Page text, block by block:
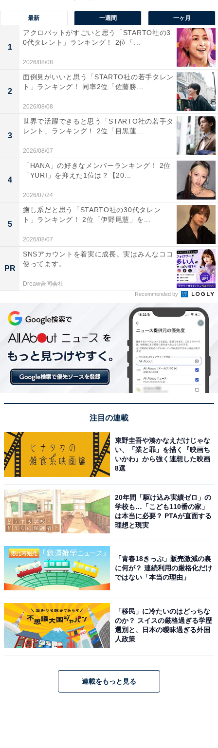
1位：妻夫木聡／76票
View this post on Instagram
1位に選ばれたのは、妻夫木聡さんでした。
1980年生まれの妻夫木さんは、映画『ジョゼと虎と魚た
などの名作に多数主演。2025年は映画『宝島』で主演の
グスク役を務めました。清潔感のある端正な顔立ちと、
親しみやすい笑顔でファンを魅了。爽やかな印象と安心
アンケート回答者からは、「断然この方です。ロイヤル
ファミリーの毎回の泣きの演技でこの年代でこんなに素
静岡県）、「初々しさがあり、青年みたいなくったくな
笑顔」（40代女性／長崎県）、「笑顔が明るく、安心感
を与える雰囲気があるからです」（20代男性／宮城
県）、「誠実そうでほがらかな感じがします」（50代女
最新 一週間 一ヶ月
1
アクロバットがすごいと思う「STARTO社の3
0代タレント」ランキング！ 2位「...
2026/08/08
2
面倒見がいいと思う「STARTO社の若手タレン
ト」ランキング！ 同率2位「佐藤勝...
2026/08/08
3
世界で活躍できると思う「STARTO社の若手タ
レント」ランキング！ 2位「目黒蓮...
2026/08/07
4
「HANA」の好きなメンバーランキング！ 2位
「YURI」を抑えた1位は？【20...
2026/07/24
5
癒し系だと思う「STARTO社の30代タレン
ト」ランキング！ 2位「伊野尾慧」を...
2026/08/07
PR
SNSアカウントを着実に成長。実はみんなココ
使ってます。
Dreaw合同会社
Recommended by
注目の連載
東野圭吾や湊かなえだけじゃな
い、「業と罪」を描く『映画ち
いかわ』から強く連想した映画
8選
20年間「駆け込み実績ゼロ」の
学校も…「こども110番の家」
は本当に必要？ PTAが直面する
理想と現実
「青春18きっぷ」販売激減の裏
に何が？ 連続利用の厳格化だけ
ではない「本当の理由」
「移民」に冷たいのはどっちな
のか？ スイスの厳格過ぎる学歴
選別と、日本の曖昧過ぎる外国
人政策
連載をもっと見る